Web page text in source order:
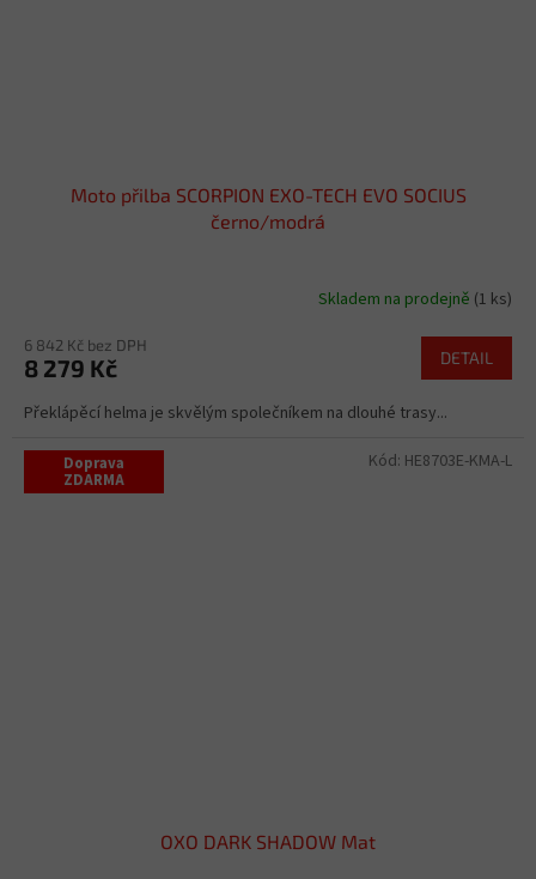
Moto přilba SCORPION EXO-TECH EVO SOCIUS
černo/modrá
Skladem na prodejně (1 ks)
6 842 Kč bez DPH
8 279 Kč DETAIL
Překlápěcí helma je skvělým společníkem na dlouhé trasy...
Doprava
ZDARMA
OXO DARK SHADOW Mat
Kód: HE8703E-KMA-L